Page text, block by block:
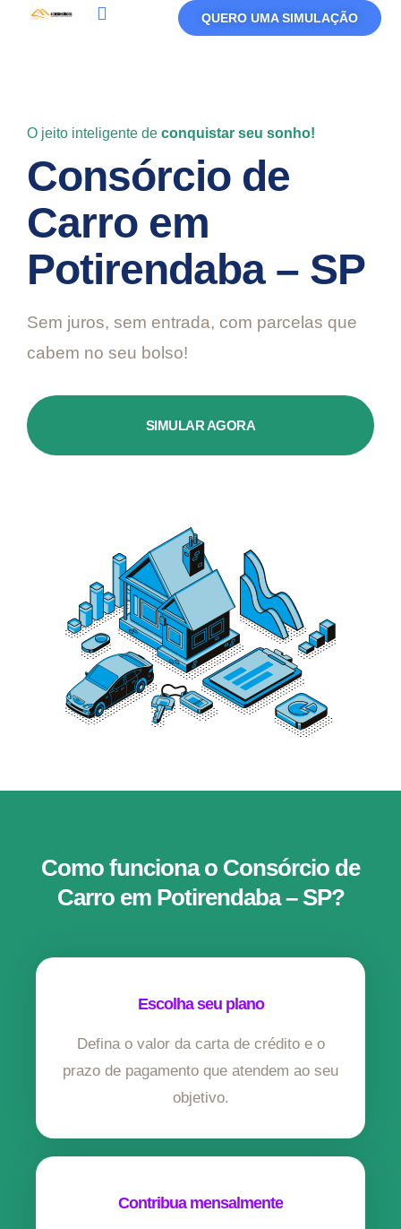
QUERO UMA SIMULAÇÃO
O jeito inteligente de conquistar seu sonho!
Consórcio de
Carro em
Potirendaba – SP
Sem juros, sem entrada, com parcelas que
cabem no seu bolso!
SIMULAR AGORA
Como funciona o Consórcio de
Carro em Potirendaba – SP?
Escolha seu plano
Defina o valor da carta de crédito e o
prazo de pagamento que atendem ao seu
objetivo.
Contribua mensalmente